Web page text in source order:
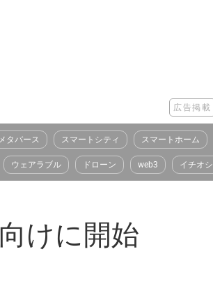
広告掲載
メタバース スマートシティ スマートホーム
ウェアラブル ドローン web3 イチオシ
けに開始